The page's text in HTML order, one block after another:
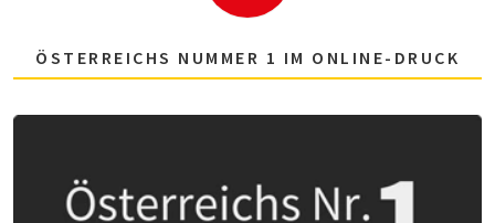
ÖSTERREICHS NUMMER 1 IM ONLINE-DRUCK